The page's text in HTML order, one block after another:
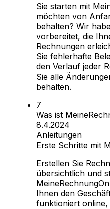
Sie starten mit
möchten von
behalten? Wir
vorbereitet, die
Rechnungen
Sie fehlerhafte
den Verlauf jeder
Sie alle
behalten.
Was ist
8.4.2024
Anleitungen
Erste Schritte mit
Erstellen Sie
übersichtlich und
Ihnen den
funktioniert online,